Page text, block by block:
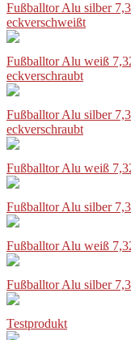
Fußballtor Alu silber
eckverschweißt
Fußballtor Alu weiß
eckverschraubt
Fußballtor Alu silber
eckverschraubt
Fußballtor Alu weiß
Fußballtor Alu silber
Fußballtor Alu weiß
Fußballtor Alu silber
Testprodukt